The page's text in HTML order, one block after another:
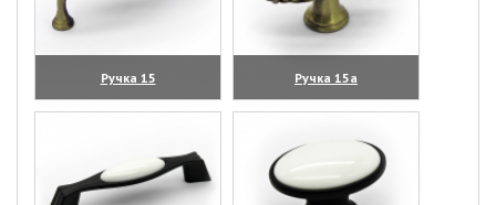
Ручка 15
(увеличить)
Ручка 15а
(увеличить)